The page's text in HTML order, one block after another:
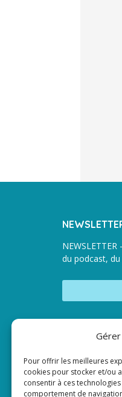
Pour offrir les meilleures
cookies pour stocker et/ou
consentir à ces
comportement de
du podcast,